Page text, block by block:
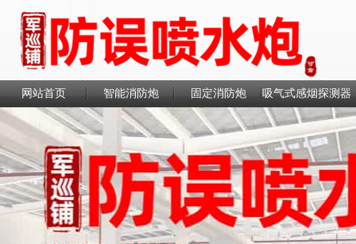
网站首页 智能消防炮 固定消防炮 吸气式感烟探测器
联系我们